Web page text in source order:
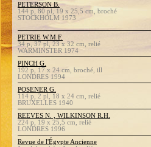
PETERSON B.
144 p, 80 pl, 19 x 25,5 cm, broché
STOCKHOLM 1973
PETRIE W.M.F.
34 p, 37 pl, 23 x 32 cm, relié
WARMINSTER 1974
PINCH G.
192 p, 17 x 24 cm, broché, ill
LONDRES 1994
POSENER G.
114 p, 2 pl, 18 x 24 cm, relié
BRUXELLES 1940
REEVES N. , WILKINSON R.H.
224 p, 19 x 25,5 cm, relié
LONDRES 1996
Revue de l'Égypte Ancienne